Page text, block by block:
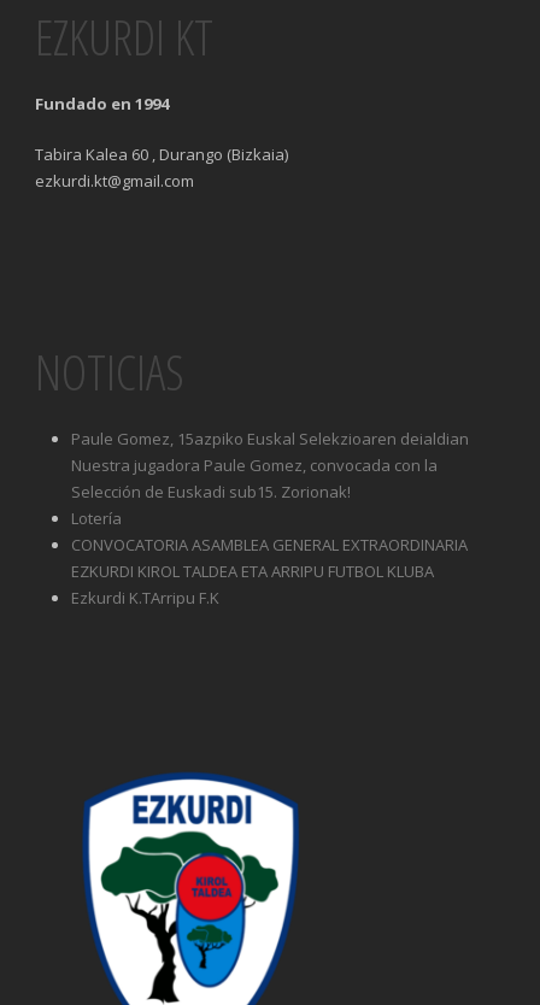
EZKURDI KT
Fundado en 1994
Tabira Kalea 60 , Durango (Bizkaia)
ezkurdi.kt@gmail.com
NOTICIAS
Paule Gomez, 15azpiko Euskal Selekzioaren deialdian
Nuestra jugadora Paule Gomez, convocada con la
Selección de Euskadi sub15. Zorionak!
Lotería
CONVOCATORIA ASAMBLEA GENERAL EXTRAORDINARIA
EZKURDI KIROL TALDEA ETA ARRIPU FUTBOL KLUBA
Ezkurdi K.TArripu F.K